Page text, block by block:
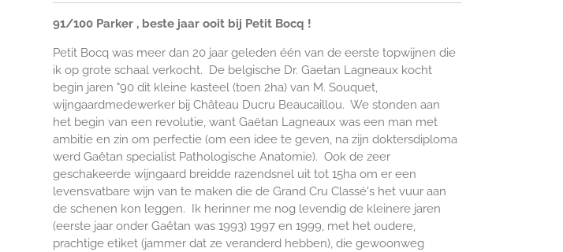
91/100 Parker , beste jaar ooit bij Petit Bocq !
Petit Bocq was meer dan 20 jaar geleden één van de eerste topwijnen die
ik op grote schaal verkocht. De belgische Dr. Gaetan Lagneaux kocht
begin jaren "90 dit kleine kasteel (toen 2ha) van M. Souquet,
wijngaardmedewerker bij Château Ducru Beaucaillou. We stonden aan
het begin van een revolutie, want Gaëtan Lagneaux was een man met
ambitie en zin om perfectie (om een idee te geven, na zijn doktersdiploma
werd Gaêtan specialist Pathologische Anatomie). Ook de zeer
geschakeerde wijngaard breidde razendsnel uit tot 15ha om er een
levensvatbare wijn van te maken die de Grand Cru Classé's het vuur aan
de schenen kon leggen. Ik herinner me nog levendig de kleinere jaren
(eerste jaar onder Gaêtan was 1993) 1997 en 1999, met het oudere,
prachtige etiket (jammer dat ze veranderd hebben), die gewoonweg